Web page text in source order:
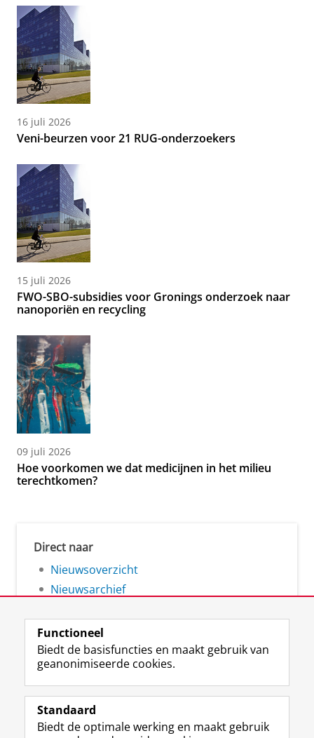
16 juli 2026
Veni-beurzen voor 21 RUG-onderzoekers
15 juli 2026
FWO-SBO-subsidies voor Gronings onderzoek naar
nanoporiën en recycling
09 juli 2026
Hoe voorkomen we dat medicijnen in het milieu
terechtkomen?
Direct naar
Nieuwsoverzicht
Nieuwsarchief
Volg de RUG
F
a
e
L
i
k
R
S
-
I
n
t
Y
o
T
Studiekiezers
Functioneel
Biedt de basisfuncties en maakt gebruik van
geanonimiseerde cookies.
Standaard
Biedt de optimale werking en maakt gebruik